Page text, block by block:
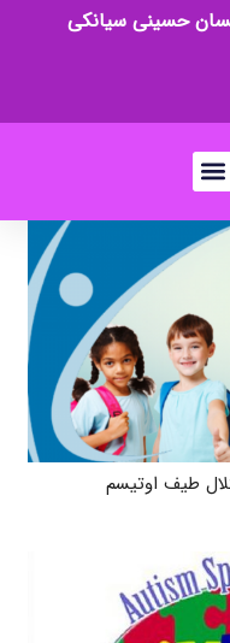
حسینی سیانکی
طیف اوتیسم